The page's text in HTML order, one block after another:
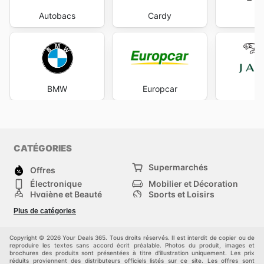
l'excellence musicale toujours plus accessible. Stay up
to date with Yamaha's weekly ads and enjoy exclusive
Autobacs
BMW
Cardy
Europcar
CATÉGORIES
Offres
Supermarchés
Électronique
Mobilier et Décoration
Hygiène et Beauté
Sports et Loisirs
Mode
Animalerie
maison
Plus de catégories
Copyright © 2026 Your Deals 365. Tous droits réservés. Il est interdit de copier ou de
reproduire les textes sans accord écrit préalable. Photos du produit, images et
brochures des produits sont présentées à titre d'illustration uniquement. Les prix
réduits proviennent des distributeurs officiels listés sur ce site. Les offres sont